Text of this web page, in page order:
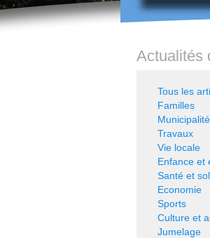
Actualités
Tous les
Familles
Municipalité
Travaux
Vie locale
Enfance et
Santé et
Economie
Sports
Culture et
Jumelage